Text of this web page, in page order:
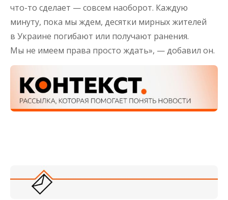
что-то сделает — совсем наоборот. Каждую
минуту, пока мы ждем, десятки мирных жителей
в Украине погибают или получают ранения.
Мы не имеем права просто ждать», — добавил он.